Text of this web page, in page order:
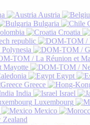
Austria
Bulgaria
Croatia
republic
Mayotte
Egypt
Greece
India Israel
Luxembourg
Mexico
Zealand